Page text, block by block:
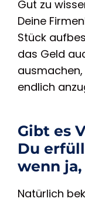
Gut zu
Deine
Stück
das Geld
endlich
Gibt es
Du
wenn
Natürlich